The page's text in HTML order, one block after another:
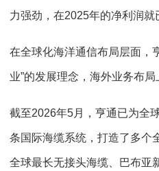
力强劲，在2025年的净利润就
在全球化海洋通信布局层面，
业”的发展理念，海外业务布局
截至2026年5月，亨通已为全
条国际海缆系统，打造了多个
全球最长无接头海缆、巴布亚